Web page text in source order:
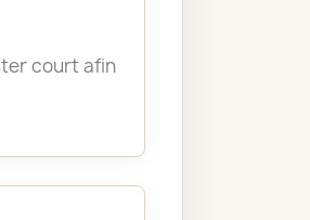
court afin